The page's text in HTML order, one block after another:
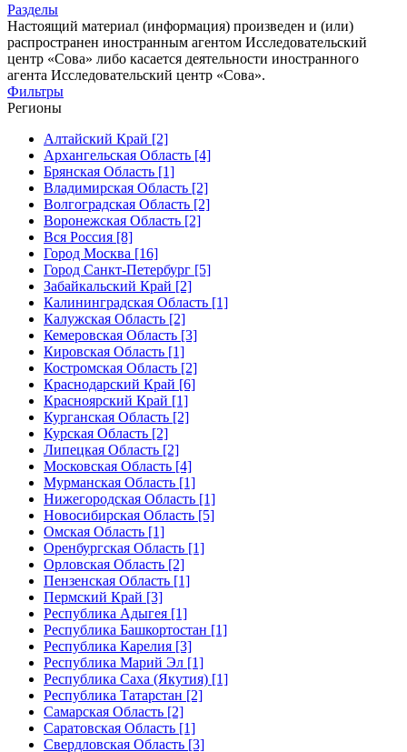
Разделы
Настоящий материал (информация) произведен и (или)
распространен иностранным агентом Исследовательский
центр «Сова» либо касается деятельности иностранного
агента Исследовательский центр «Сова».
Фильтры
Регионы
Алтайский Край [2]
Архангельская Область [4]
Брянская Область [1]
Владимирская Область [2]
Волгоградская Область [2]
Воронежская Область [2]
Вся Россия [8]
Город Москва [16]
Город Санкт-Петербург [5]
Забайкальский Край [2]
Калининградская Область [1]
Калужская Область [2]
Кемеровская Область [3]
Кировская Область [1]
Костромская Область [2]
Краснодарский Край [6]
Красноярский Край [1]
Курганская Область [2]
Курская Область [2]
Липецкая Область [2]
Московская Область [4]
Мурманская Область [1]
Нижегородская Область [1]
Новосибирская Область [5]
Омская Область [1]
Оренбургская Область [1]
Орловская Область [2]
Пензенская Область [1]
Пермский Край [3]
Республика Адыгея [1]
Республика Башкортостан [1]
Республика Карелия [3]
Республика Марий Эл [1]
Республика Саха (Якутия) [1]
Республика Татарстан [2]
Самарская Область [2]
Саратовская Область [1]
Свердловская Область [3]